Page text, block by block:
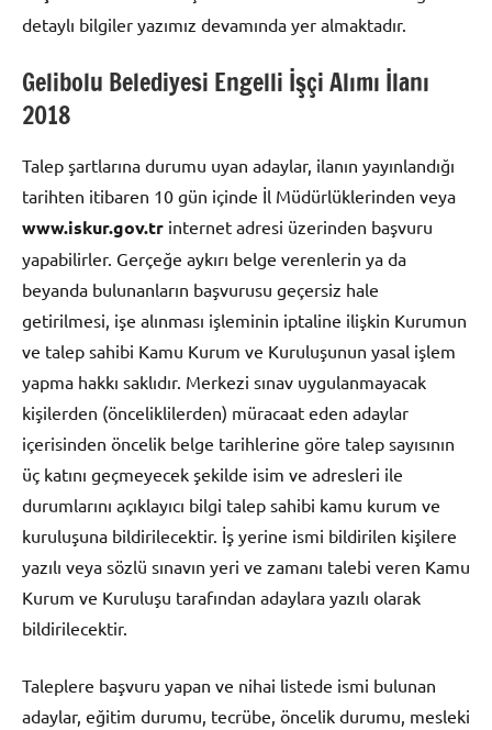
detaylı bilgiler yazımız devamında yer almaktadır.
Gelibolu Belediyesi Engelli İşçi Alımı İlanı
2018
Talep şartlarına durumu uyan adaylar, ilanın yayınlandığı
tarihten itibaren 10 gün içinde İl Müdürlüklerinden veya
www.iskur.gov.tr internet adresi üzerinden başvuru
yapabilirler. Gerçeğe aykırı belge verenlerin ya da
beyanda bulunanların başvurusu geçersiz hale
getirilmesi, işe alınması işleminin iptaline ilişkin Kurumun
ve talep sahibi Kamu Kurum ve Kuruluşunun yasal işlem
yapma hakkı saklıdır. Merkezi sınav uygulanmayacak
kişilerden (önceliklilerden) müracaat eden adaylar
içerisinden öncelik belge tarihlerine göre talep sayısının
üç katını geçmeyecek şekilde isim ve adresleri ile
durumlarını açıklayıcı bilgi talep sahibi kamu kurum ve
kuruluşuna bildirilecektir. İş yerine ismi bildirilen kişilere
yazılı veya sözlü sınavın yeri ve zamanı talebi veren Kamu
Kurum ve Kuruluşu tarafından adaylara yazılı olarak
bildirilecektir.
Taleplere başvuru yapan ve nihai listede ismi bulunan
adaylar, eğitim durumu, tecrübe, öncelik durumu, mesleki